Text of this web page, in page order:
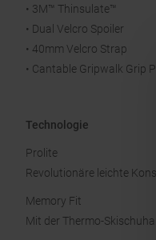
• 3M™ Thinsulate™
• Dual Velcro Spoiler
• 40mm Velcro Strap
• Cantable Gripwalk Grip
Technologie
Prolite
Revolutionäre leichte
Memory Fit
Mit der Thermo-